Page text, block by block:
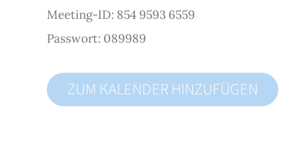
Meeting-ID: 854 9593 6559
Passwort: 089989
ZUM KALENDER HINZUFÜGEN